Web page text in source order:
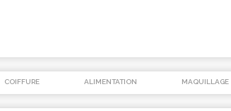
COIFFURE ALIMENTATION MAQUILLAGE